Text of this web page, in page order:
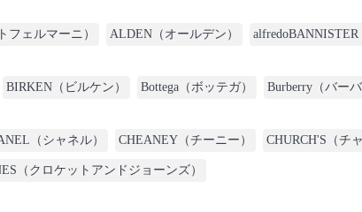
フェルマーニ） ALDEN（オールデン）
BIRKEN（ビルケン） Bottega（ボッテガ） Burberry（バーバ
（シャネル） CHEANEY（チーニー） CHURCH'S（チ
（クロケットアンドジョーンズ）